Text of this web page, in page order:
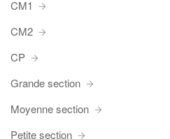
CM1
CM2
CP
Grande section
Moyenne section
Petite section